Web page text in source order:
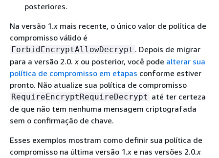
posteriores.
Na versão 1.x mais recente, o único valor de política de
compromisso válido é
ForbidEncryptAllowDecrypt . Depois de migrar
para a versão 2.0.x ou posterior, você pode alterar sua
política de compromisso em etapas conforme estiver
pronto. Não atualize sua política de compromisso
RequireEncryptRequireDecrypt até ter certeza
de que não tem nenhuma mensagem criptografada
sem o confirmação de chave.
Esses exemplos mostram como definir sua política de
compromisso na última versão 1.x e nas versões 2.0.x